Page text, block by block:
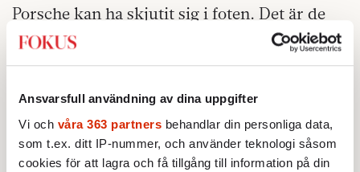
Ansvarsfull användning av dina uppgifter
Vi och våra 363 partners behandlar din personliga data,
som t.ex. ditt IP-nummer, och använder teknologi såsom
cookies för att lagra och få tillgång till information på din
Porsche kan ha skjutit sig i foten. Det är de
bästa kunderna – folk i finansindustrin – som
riskerar att ruineras på grund av Porsches
Volkswagen har förköpt sig.
Om bubblan spricker får Leif Östling rätt –
tyskarna är bra på blixtkrig men brukar